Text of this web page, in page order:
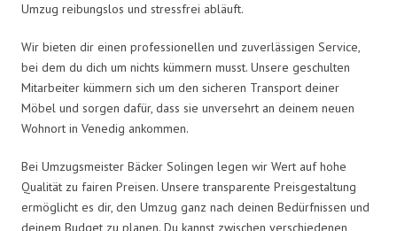
Umzug reibungslos und stressfrei abläuft.
Wir bieten dir einen professionellen und zuverlässigen Service,
bei dem du dich um nichts kümmern musst. Unsere geschulten
Mitarbeiter kümmern sich um den sicheren Transport deiner
Möbel und sorgen dafür, dass sie unversehrt an deinem neuen
Wohnort in Venedig ankommen.
Bei Umzugsmeister Bäcker Solingen legen wir Wert auf hohe
Qualität zu fairen Preisen. Unsere transparente Preisgestaltung
ermöglicht es dir, den Umzug ganz nach deinen Bedürfnissen und
deinem Budget zu planen. Du kannst zwischen verschiedenen